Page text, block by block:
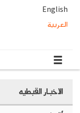
English
العربية
الاخبار القبطيه